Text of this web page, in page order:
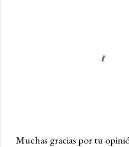
Muchas gracias por tu